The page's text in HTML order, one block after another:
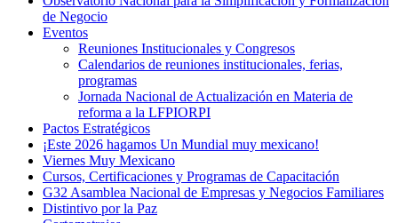
de Negocio
Eventos
Reuniones Institucionales y Congresos
Calendarios de reuniones institucionales, ferias,
programas
Jornada Nacional de Actualización en Materia de
reforma a la LFPIORPI
Pactos Estratégicos
¡Este 2026 hagamos Un Mundial muy mexicano!
Viernes Muy Mexicano
Cursos, Certificaciones y Programas de Capacitación
G32 Asamblea Nacional de Empresas y Negocios Familiares
Distintivo por la Paz